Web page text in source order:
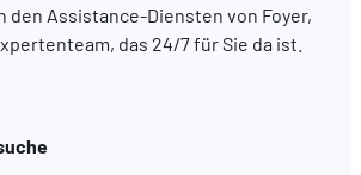
den Assistance-Diensten von Foyer,
das 24/7 für Sie da ist.